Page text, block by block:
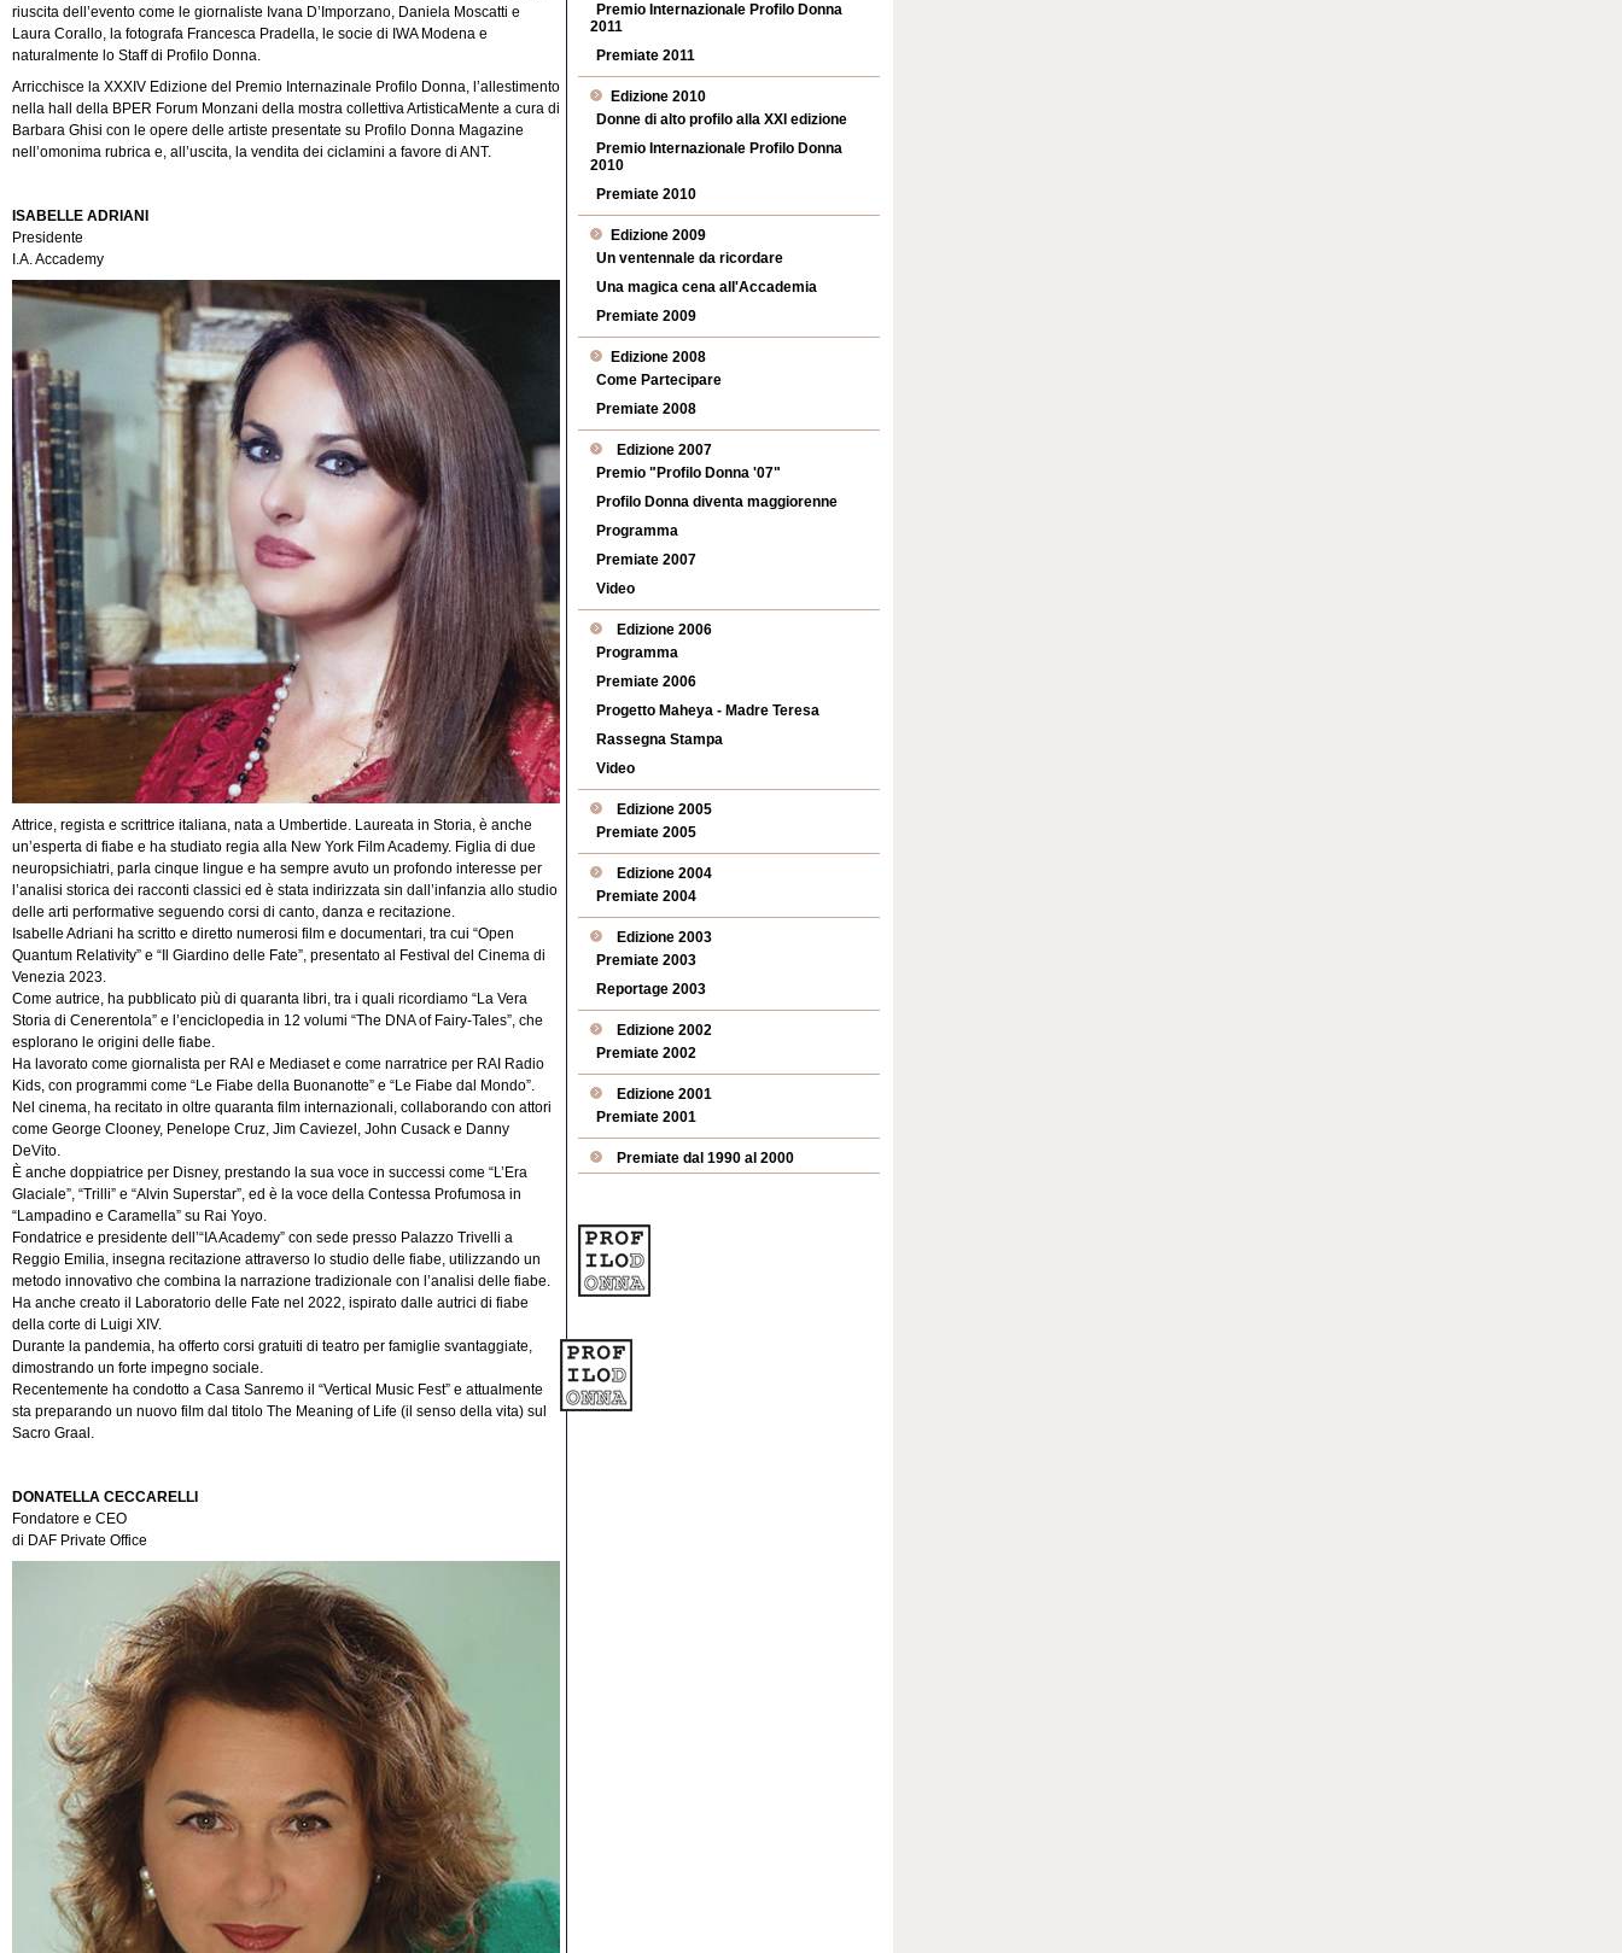
riuscita dell’evento come le giornaliste Ivana D’Imporzano, Daniela Moscatti e
Laura Corallo, la fotografa Francesca Pradella, le socie di IWA Modena e
naturalmente lo Staff di Profilo Donna.
Arricchisce la XXXIV Edizione del Premio Internazinale Profilo Donna, l’allestimento
nella hall della BPER Forum Monzani della mostra collettiva ArtisticaMente a cura di
Barbara Ghisi con le opere delle artiste presentate su Profilo Donna Magazine
nell’omonima rubrica e, all’uscita, la vendita dei ciclamini a favore di ANT.
ISABELLE ADRIANI
Presidente
I.A. Accademy
Attrice, regista e scrittrice italiana, nata a Umbertide. Laureata in Storia, è anche
un’esperta di fiabe e ha studiato regia alla New York Film Academy. Figlia di due
neuropsichiatri, parla cinque lingue e ha sempre avuto un profondo interesse per
l’analisi storica dei racconti classici ed è stata indirizzata sin dall’infanzia allo studio
delle arti performative seguendo corsi di canto, danza e recitazione.
Isabelle Adriani ha scritto e diretto numerosi film e documentari, tra cui “Open
Quantum Relativity” e “Il Giardino delle Fate”, presentato al Festival del Cinema di
Venezia 2023.
Come autrice, ha pubblicato più di quaranta libri, tra i quali ricordiamo “La Vera
Storia di Cenerentola” e l’enciclopedia in 12 volumi “The DNA of Fairy-Tales”, che
esplorano le origini delle fiabe.
Ha lavorato come giornalista per RAI e Mediaset e come narratrice per RAI Radio
Kids, con programmi come “Le Fiabe della Buonanotte” e “Le Fiabe dal Mondo”.
Nel cinema, ha recitato in oltre quaranta film internazionali, collaborando con attori
come George Clooney, Penelope Cruz, Jim Caviezel, John Cusack e Danny
DeVito.
È anche doppiatrice per Disney, prestando la sua voce in successi come “L’Era
Glaciale”, “Trilli” e “Alvin Superstar”, ed è la voce della Contessa Profumosa in
“Lampadino e Caramella” su Rai Yoyo.
Fondatrice e presidente dell’“IA Academy” con sede presso Palazzo Trivelli a
Reggio Emilia, insegna recitazione attraverso lo studio delle fiabe, utilizzando un
metodo innovativo che combina la narrazione tradizionale con l’analisi delle fiabe.
Ha anche creato il Laboratorio delle Fate nel 2022, ispirato dalle autrici di fiabe
della corte di Luigi XIV.
Durante la pandemia, ha offerto corsi gratuiti di teatro per famiglie svantaggiate,
dimostrando un forte impegno sociale.
Recentemente ha condotto a Casa Sanremo il “Vertical Music Fest” e attualmente
sta preparando un nuovo film dal titolo The Meaning of Life (il senso della vita) sul
Sacro Graal.
DONATELLA CECCARELLI
Fondatore e CEO
di DAF Private Office
Premio Internazionale Profilo Donna
2011
Premiate 2011
Edizione 2010
Donne di alto profilo alla XXI edizione
Premio Internazionale Profilo Donna
2010
Premiate 2010
Edizione 2009
Un ventennale da ricordare
Una magica cena all'Accademia
Premiate 2009
Edizione 2008
Come Partecipare
Premiate 2008
Edizione 2007
Premio "Profilo Donna '07"
Profilo Donna diventa maggiorenne
Programma
Premiate 2007
Video
Edizione 2006
Programma
Premiate 2006
Progetto Maheya - Madre Teresa
Rassegna Stampa
Video
Edizione 2005
Premiate 2005
Edizione 2004
Premiate 2004
Edizione 2003
Premiate 2003
Reportage 2003
Edizione 2002
Premiate 2002
Edizione 2001
Premiate 2001
Premiate dal 1990 al 2000